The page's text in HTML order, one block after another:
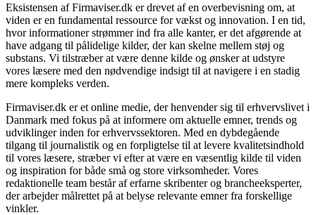
Eksistensen af Firmaviser.dk er drevet af en overbevisning om, at
viden er en fundamental ressource for vækst og innovation. I en tid,
hvor informationer strømmer ind fra alle kanter, er det afgørende at
have adgang til pålidelige kilder, der kan skelne mellem støj og
substans. Vi tilstræber at være denne kilde og ønsker at udstyre
vores læsere med den nødvendige indsigt til at navigere i en stadig
mere kompleks verden.
Firmaviser.dk er et online medie, der henvender sig til erhvervslivet i
Danmark med fokus på at informere om aktuelle emner, trends og
udviklinger inden for erhvervssektoren. Med en dybdegående
tilgang til journalistik og en forpligtelse til at levere kvalitetsindhold
til vores læsere, stræber vi efter at være en væsentlig kilde til viden
og inspiration for både små og store virksomheder. Vores
redaktionelle team består af erfarne skribenter og brancheeksperter,
der arbejder målrettet på at belyse relevante emner fra forskellige
vinkler.